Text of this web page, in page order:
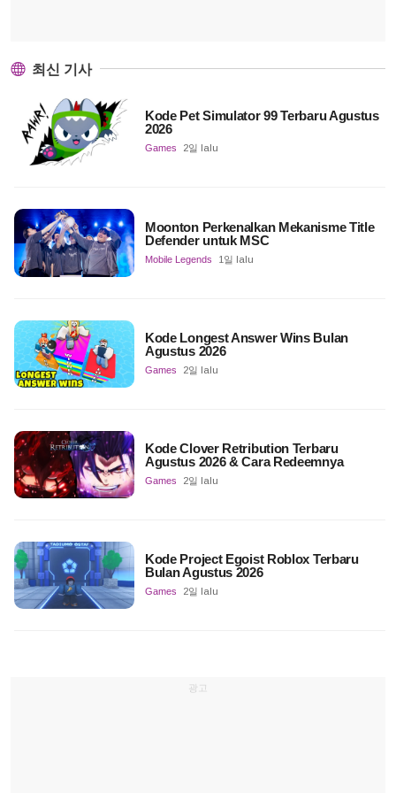
최신 기사
Kode Pet Simulator 99 Terbaru Agustus
2026
Games 2일 lalu
Moonton Perkenalkan Mekanisme Title
Defender untuk MSC
Mobile Legends 1일 lalu
Kode Longest Answer Wins Bulan
Agustus 2026
Games 2일 lalu
Kode Clover Retribution Terbaru
Agustus 2026 & Cara Redeemnya
Games 2일 lalu
Kode Project Egoist Roblox Terbaru
Bulan Agustus 2026
Games 2일 lalu
광고